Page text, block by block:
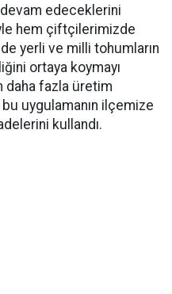
edeceklerini
hem çiftçilerimizde
yerli ve milli tohumların
ortaya koymayı
daha fazla üretim
uygulamanın ilçemize
kullandı.